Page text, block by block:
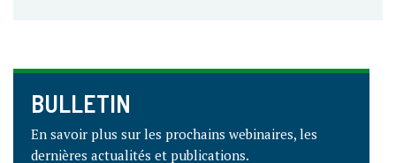
BULLETIN
En savoir plus sur les prochains webinaires, les
dernières actualités et publications.